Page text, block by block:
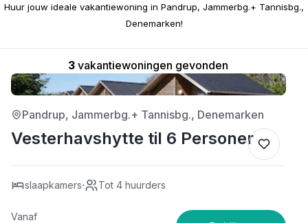
Huur jouw ideale vakantiewoning in Pandrup, Jammerbg.+ Tannisbg.,
Denemarken!
3 vakantiewoningen gevonden
Pandrup, Jammerbg.+ Tannisbg., Denemarken
Vesterhavshytte til 6 Personer
slaapkamers· Tot 4 huurders
Vanaf